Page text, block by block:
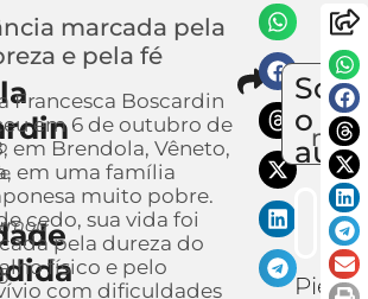
marcada pela
e pela fé
Francesca Boscardin
em 6 de outubro de
em Brendola, Vêneto,
em uma família
muito pobre.
cedo, sua vida foi
pela dureza do
físico e pelo
com dificuldades
o
Pietra